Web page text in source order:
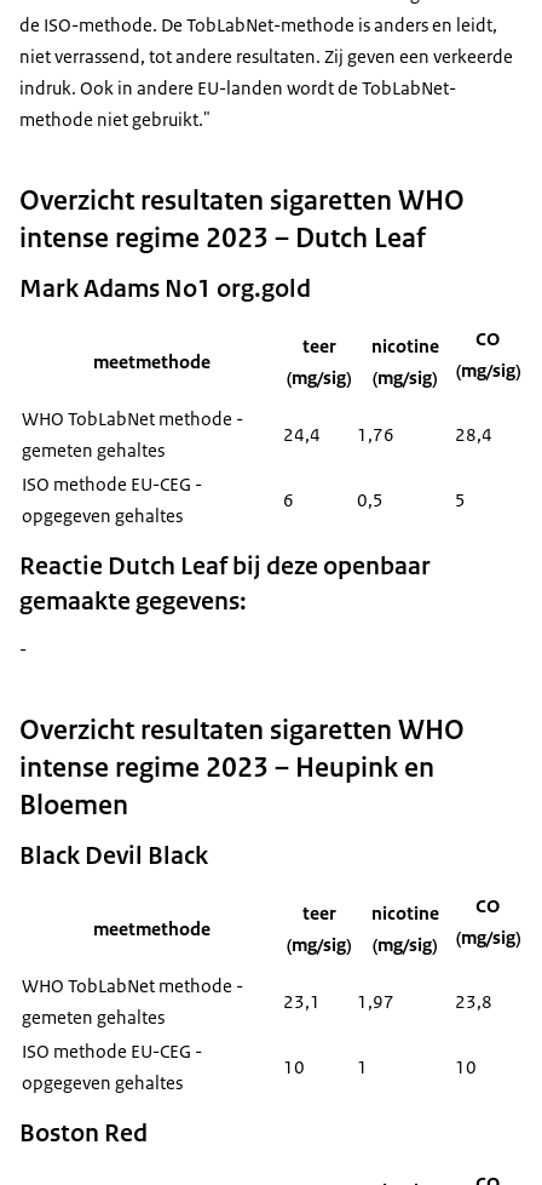
de ISO-methode. De TobLabNet-methode is anders en leidt,
niet verrassend, tot andere resultaten. Zij geven een verkeerde
indruk. Ook in andere EU-landen wordt de TobLabNet-
methode niet gebruikt."
Overzicht resultaten sigaretten WHO
intense regime 2023 – Dutch Leaf
Mark Adams No1 org.gold
meetmethode
teer
(mg/sig)
nicotine
(mg/sig)
CO
(mg/sig)
WHO TobLabNet methode -
gemeten gehaltes
24,4 1,76 28,4
ISO methode EU-CEG -
opgegeven gehaltes
6 0,5 5
Reactie Dutch Leaf bij deze openbaar
gemaakte gegevens:
-
Overzicht resultaten sigaretten WHO
intense regime 2023 – Heupink en
Bloemen
Black Devil Black
meetmethode
teer
(mg/sig)
nicotine
(mg/sig)
CO
(mg/sig)
WHO TobLabNet methode -
gemeten gehaltes
23,1 1,97 23,8
ISO methode EU-CEG -
opgegeven gehaltes
10 1 10
Boston Red